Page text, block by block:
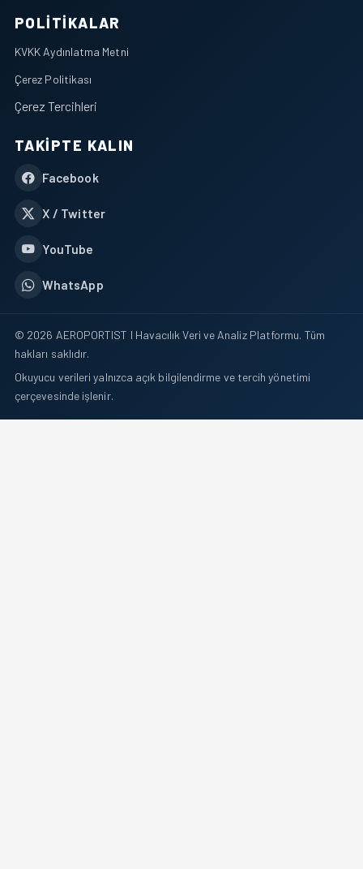
POLITIKALAR
KVKK Aydınlatma Metni
Çerez Politikası
Çerez Tercihleri
TAKIPTE KALIN
Facebook
X / Twitter
YouTube
WhatsApp
© 2026 AEROPORTIST I Havacılık Veri ve Analiz Platformu. Tüm
hakları saklıdır.
Okuyucu verileri yalnızca açık bilgilendirme ve tercih yönetimi
çerçevesinde işlenir.